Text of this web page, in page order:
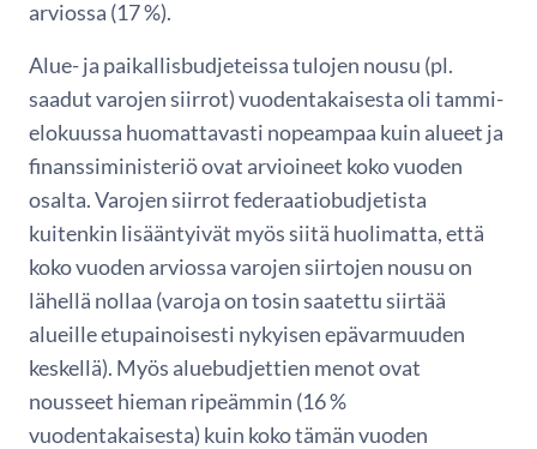
arviossa (17 %).
Alue- ja paikallisbudjeteissa tulojen nousu (pl.
saadut varojen siirrot) vuodentakaisesta oli tammi-
elokuussa huomattavasti nopeampaa kuin alueet ja
finanssiministeriö ovat arvioineet koko vuoden
osalta. Varojen siirrot federaatiobudjetista
kuitenkin lisääntyivät myös siitä huolimatta, että
koko vuoden arviossa varojen siirtojen nousu on
lähellä nollaa (varoja on tosin saatettu siirtää
alueille etupainoisesti nykyisen epävarmuuden
keskellä). Myös aluebudjettien menot ovat
nousseet hieman ripeämmin (16 %
vuodentakaisesta) kuin koko tämän vuoden